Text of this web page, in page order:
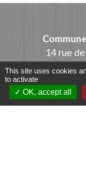
14 rue
35133
This site uses cookies
to activate
OK, accept all